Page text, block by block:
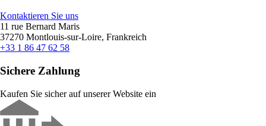
Kontaktieren Sie uns
11 rue Bernard Maris
37270 Montlouis-sur-Loire, Frankreich
+33 1 86 47 62 58
Sichere Zahlung
Kaufen Sie sicher auf unserer Website ein